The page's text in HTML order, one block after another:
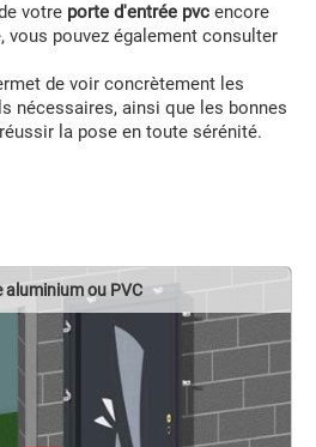
votre porte d'entrée pvc encore
vous pouvez également consulter
de voir concrètement les
nécessaires, ainsi que les bonnes
la pose en toute sérénité.
aluminium ou PVC